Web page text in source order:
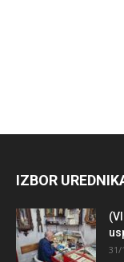
IZBOR
31/